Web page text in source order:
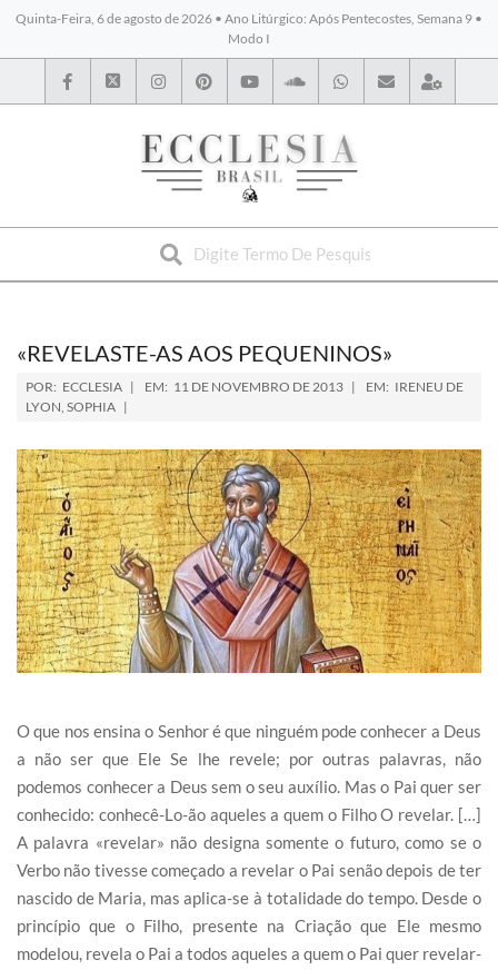
Quinta-Feira, 6 de agosto de 2026 • Ano Litúrgico: Após Pentecostes, Semana 9 •
Modo I
BYBLOS
«REVELASTE-AS AOS PEQUENINOS»
POR: ECCLESIA EM: 11 DE NOVEMBRO DE 2013 EM: IRENEU DE
LYON, SOPHIA
O que nos ensina o Senhor é que ninguém pode conhecer a Deus
a não ser que Ele Se lhe revele; por outras palavras, não
podemos conhecer a Deus sem o seu auxílio. Mas o Pai quer ser
conhecido: conhecê-Lo-ão aqueles a quem o Filho O revelar. […]
A palavra «revelar» não designa somente o futuro, como se o
Verbo não tivesse começado a revelar o Pai senão depois de ter
nascido de Maria, mas aplica-se à totalidade do tempo. Desde o
princípio que o Filho, presente na Criação que Ele mesmo
modelou, revela o Pai a todos aqueles a quem o Pai quer revelar-